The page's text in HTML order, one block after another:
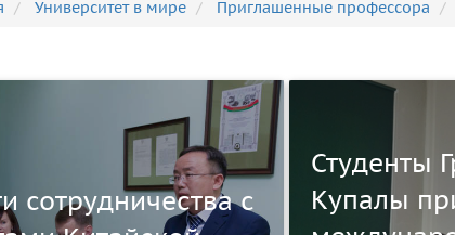
Университет в мире Приглашенные профессора
сотрудничества с
Студенты
Купалы